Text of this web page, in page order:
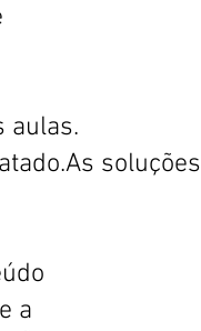
aulas.
soluções
a